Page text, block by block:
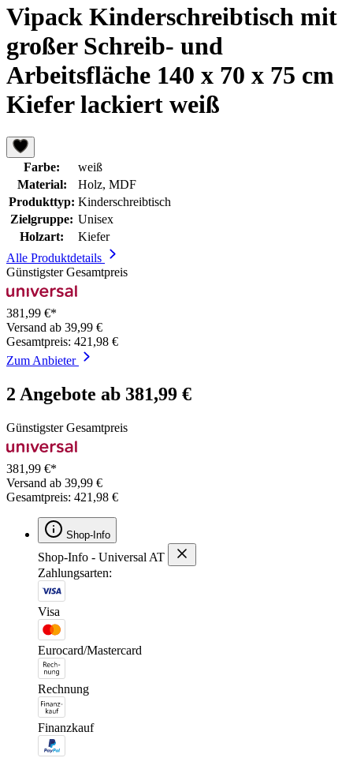
Vipack Kinderschreibtisch mit
großer Schreib- und
Arbeitsfläche 140 x 70 x 75 cm
Kiefer lackiert weiß
Farbe:
weiß
Material:
Holz, MDF
Produkttyp: Kinderschreibtisch
Zielgruppe: Unisex
Holzart:
Kiefer
Alle Produktdetails
Günstigster Gesamtpreis
381,99 €*
Versand ab 39,99 €
Gesamtpreis: 421,98 €
Zum Anbieter
2 Angebote ab 381,99 €
Günstigster Gesamtpreis
381,99 €*
Versand ab 39,99 €
Gesamtpreis: 421,98 €
Shop-Info
Shop-Info - Universal AT
Zahlungsarten:
Visa
Eurocard/Mastercard
Rechnung
Finanzkauf